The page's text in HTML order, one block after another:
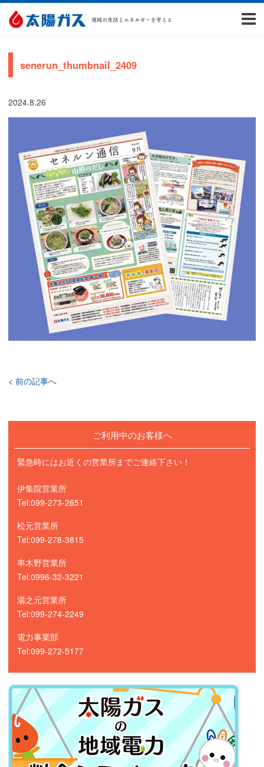
senerun_thumbnail_2409
2024.8.26
< 前の記事へ
ご利用中のお客様へ
緊急時にはお近くの営業所までご連絡下さい！
伊集院営業所
Tel:099-273-2651
松元営業所
Tel:099-278-3815
串木野営業所
Tel:0996-32-3221
湯之元営業所
Tel:099-274-2249
電力事業部
Tel:099-272-5177